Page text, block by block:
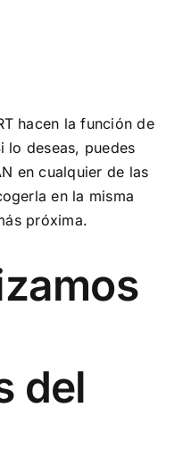
hacen la función de
lo deseas, puedes
en cualquier de las
en la misma
próxima.
del